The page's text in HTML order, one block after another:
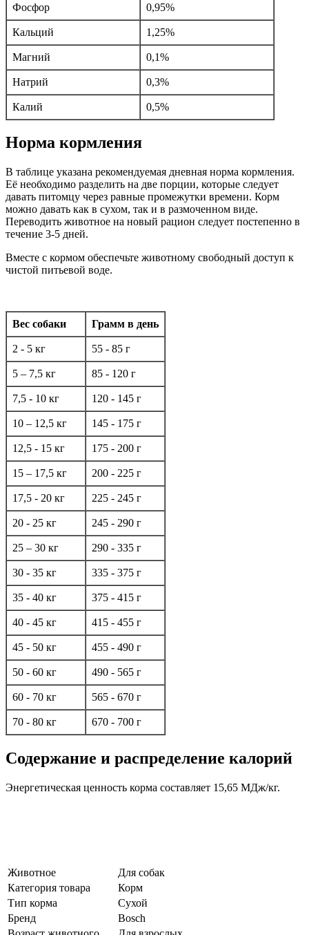
Фосфор 0,95%
Кальций 1,25%
Магний 0,1%
Натрий 0,3%
Калий 0,5%
Норма кормления
В таблице указана рекомендуемая дневная норма кормления.
Её необходимо разделить на две порции, которые следует
давать питомцу через равные промежутки времени. Корм
можно давать как в сухом, так и в размоченном виде.
Переводить животное на новый рацион следует постепенно в
течение 3-5 дней.
Вместе с кормом обеспечьте животному свободный доступ к
чистой питьевой воде.
Вес собаки Грамм в день
2 - 5 кг 55 - 85 г
5 – 7,5 кг 85 - 120 г
7,5 - 10 кг 120 - 145 г
10 – 12,5 кг 145 - 175 г
12,5 - 15 кг 175 - 200 г
15 – 17,5 кг 200 - 225 г
17,5 - 20 кг 225 - 245 г
20 - 25 кг 245 - 290 г
25 – 30 кг 290 - 335 г
30 - 35 кг 335 - 375 г
35 - 40 кг 375 - 415 г
40 - 45 кг 415 - 455 г
45 - 50 кг 455 - 490 г
50 - 60 кг 490 - 565 г
60 - 70 кг 565 - 670 г
70 - 80 кг 670 - 700 г
Содержание и распределение калорий
Энергетическая ценность корма составляет 15,65 МДж/кг.
Животное
Для собак
Категория товара
Корм
Тип корма
Сухой
Бренд
Bosch